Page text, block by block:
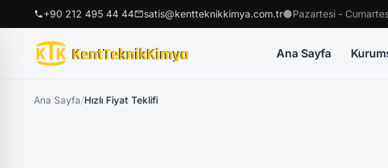
+90 212 495 44 44 satis@kentteknikkimya.com.tr Pazartesi -
Ana Sayfa
Ana Sayfa/Hızlı Fiyat Teklifi